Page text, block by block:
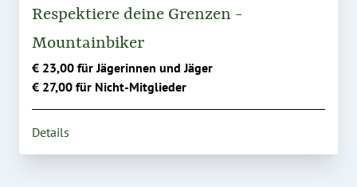
Respektiere deine Grenzen -
Mountainbiker
€ 23,00 für Jägerinnen und Jäger
€ 27,00 für Nicht-Mitglieder
Details